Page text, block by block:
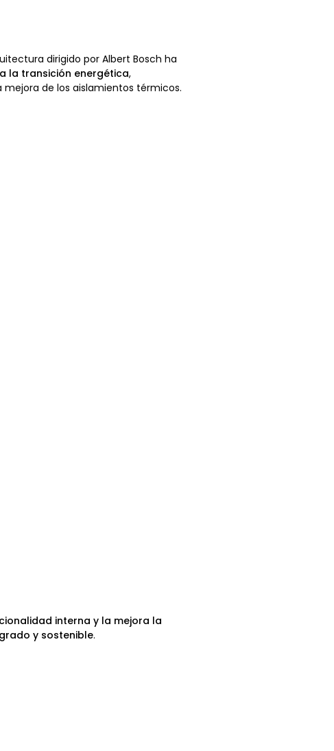
dirigido por Albert Bosch ha
la transición energética,
de los aislamientos térmicos.
interna y la mejora la
y sostenible.